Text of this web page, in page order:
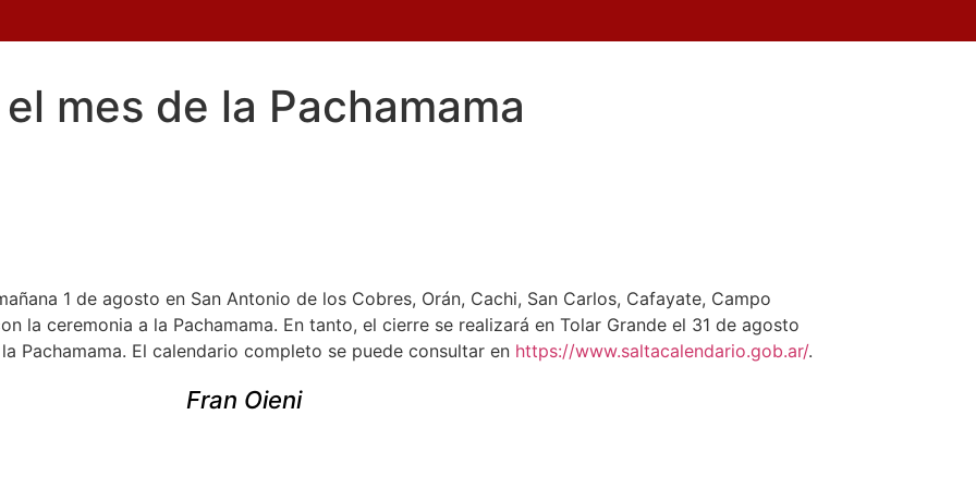
mes de la Pachamama
1 de agosto en San Antonio de los Cobres, Orán, Cachi, San Carlos, Cafayate, Campo
la ceremonia a la Pachamama. En tanto, el cierre se realizará en Tolar Grande el 31 de agosto
Pachamama. El calendario completo se puede consultar en https://www.saltacalendario.gob.ar/.
Fran Oieni